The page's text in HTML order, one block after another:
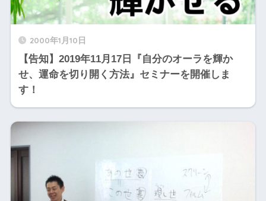
2000年1月10日
【告知】2019年11月17日『自分のオーラを輝か
せ、運命を切り開く方法』セミナーを開催しま
す！